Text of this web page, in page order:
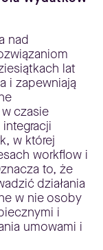
nad
lat
i zapewniają
czasie
w której
workflow i
to, że
działania
w nie osoby
i
umowami i